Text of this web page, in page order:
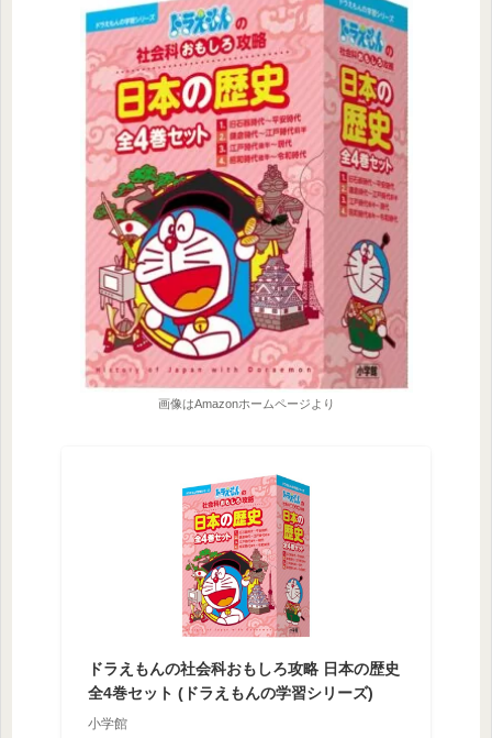
画像はAmazonホームページより
ドラえもんの社会科おもしろ攻略 日本の歴史
全4巻セット (ドラえもんの学習シリーズ)
小学館